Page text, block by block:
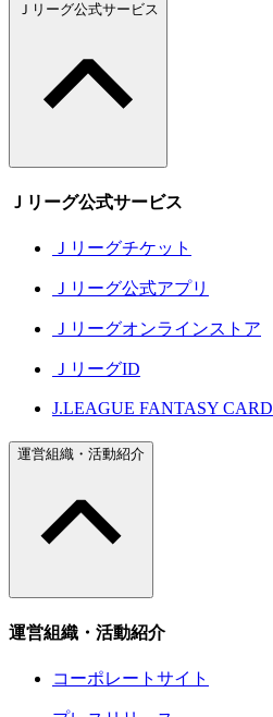
Ｊリーグ公式サービス
Ｊリーグ公式サービス
Ｊリーグチケット
Ｊリーグ公式アプリ
Ｊリーグオンラインストア
ＪリーグID
J.LEAGUE FANTASY CARD
運営組織・活動紹介
運営組織・活動紹介
コーポレートサイト